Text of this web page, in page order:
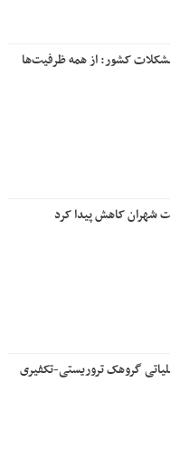
کشور: از همه ظرفیت‌ها
شهران کاهش پیدا کرد
گروهک‌ تروریستی-تکفیری